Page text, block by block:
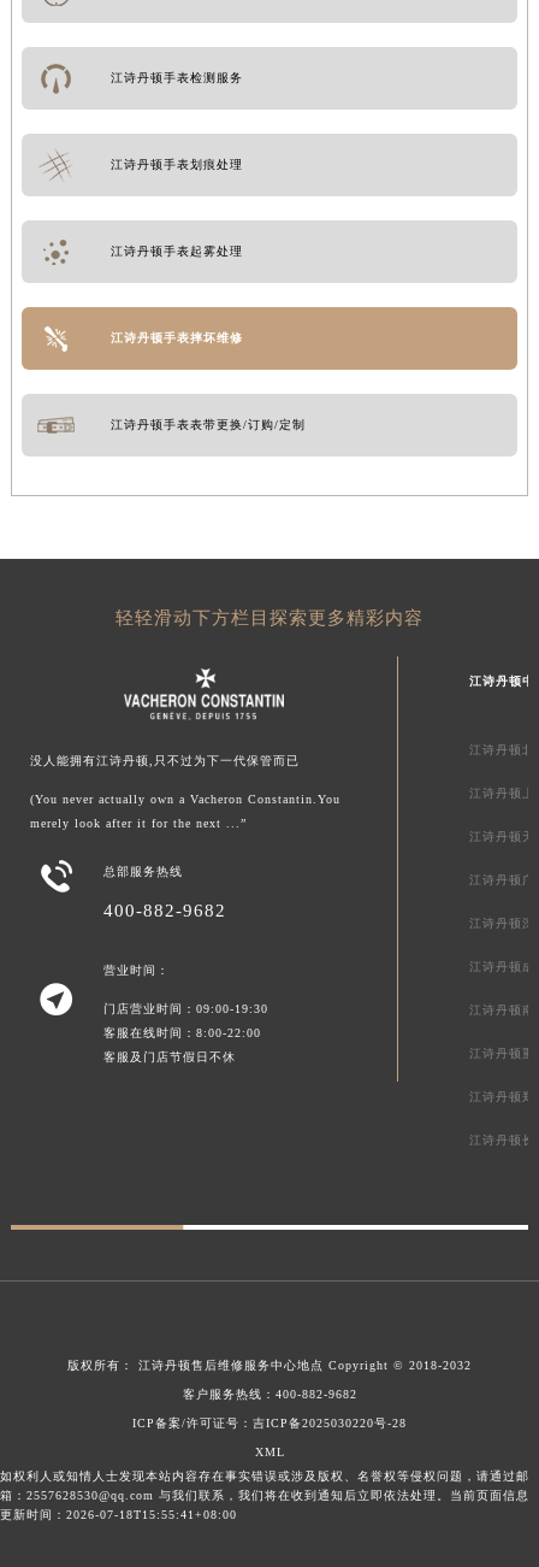
江诗丹顿手表检测服务
江诗丹顿手表划痕处理
江诗丹顿手表起雾处理
江诗丹顿手表摔坏维修
江诗丹顿手表表带更换/订购/定制
轻轻滑动下方栏目探索更多精彩内容
没人能拥有江诗丹顿,只不过为下一代保管而已
(You never actually own a Vacheron Constantin.You
merely look after it for the next ...”
 总部服务热线
400-882-9682

营业时间：
门店营业时间：09:00-19:30
客服在线时间：8:00-22:00
客服及门店节假日不休
江诗丹顿中
江诗丹顿北
江诗丹顿上
江诗丹顿天
江诗丹顿广
江诗丹顿深
江诗丹顿成
江诗丹顿南
江诗丹顿重
江诗丹顿郑
江诗丹顿长
版权所有： 江诗丹顿售后维修服务中心地点 Copyright © 2018-2032
客户服务热线： 400-882-9682
ICP备案/许可证号：吉ICP备2025030220号-28
XML
如权利人或知情人士发现本站内容存在事实错误或涉及版权、名誉权等侵权问题，请通过邮
箱：2557628530@qq.com 与我们联系，我们将在收到通知后立即依法处理。当前页面信息
更新时间：2026-07-18T15:55:41+08:00